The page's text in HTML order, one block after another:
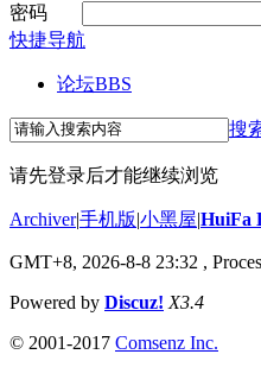
密码
快捷导航
论坛BBS
搜
请先登录后才能继续浏览
Archiver|手机版|小黑屋|HuiFa
GMT+8, 2026-8-8 23:32 ,
Powered by Discuz! X3.4
© 2001-2017 Comsenz Inc.